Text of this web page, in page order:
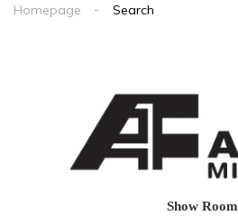
Homepage Search
Show Room